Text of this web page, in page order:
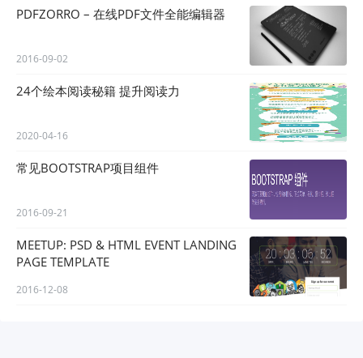
PDFZORRO – 在线PDF文件全能编辑器
2016-09-02
24个绘本阅读秘籍 提升阅读力
2020-04-16
常见BOOTSTRAP项目组件
2016-09-21
MEETUP: PSD & HTML EVENT LANDING
PAGE TEMPLATE
2016-12-08